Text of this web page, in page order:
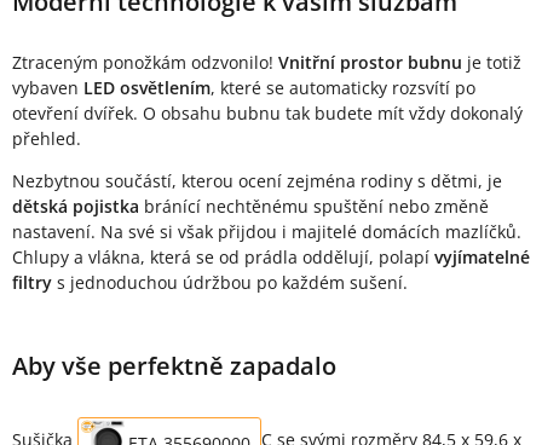
Ztraceným ponožkám odzvonilo! Vnitřní prostor bubnu je totiž
vybaven LED osvětlením, které se automaticky rozsvítí po
otevření dvířek. O obsahu bubnu tak budete mít vždy dokonalý
přehled.
Nezbytnou součástí, kterou ocení zejména rodiny s dětmi, je
dětská pojistka bránící nechtěnému spuštění nebo změně
nastavení. Na své si však přijdou i majitelé domácích mazlíčků.
Chlupy a vlákna, která se od prádla oddělují, polapí vyjímatelné
filtry s jednoduchou údržbou po každém sušení.
Aby vše perfektně zapadalo
Sušička
C se svými rozměry 84,5 x 59,6 x